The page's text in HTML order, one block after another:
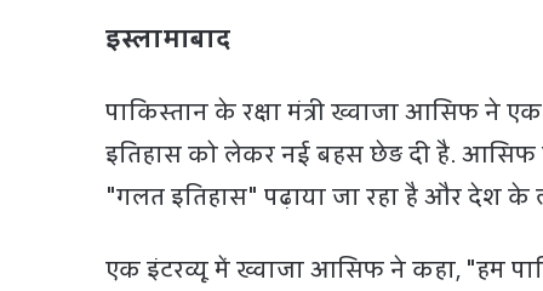
इस्लामाबाद
पाकिस्तान के रक्षा मंत्री ख्वाजा आसिफ ने
इतिहास को लेकर नई बहस छेड़ दी है. आसिफ
"गलत इतिहास" पढ़ाया जा रहा है और देश के
एक इंटरव्यू में ख्वाजा आसिफ ने कहा, "हम